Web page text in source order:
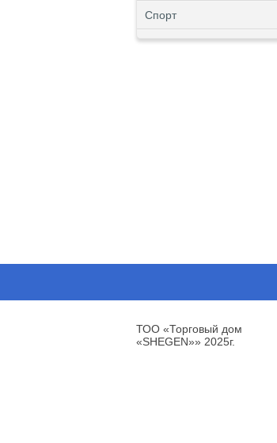
Спорт
ТОО «Торговый дом
«SHEGEN»» 2025г.